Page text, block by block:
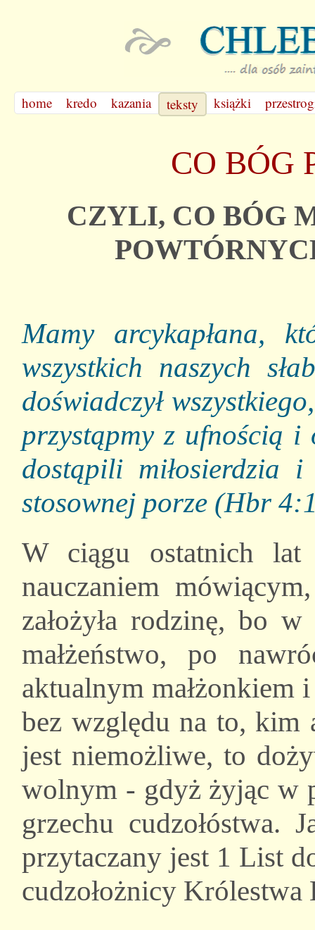
home kredo kazania teksty książki
CO
CZYLI, CO BÓG
Mamy arcykapłana,
wszystkich naszych
doświadczył
przystąpmy z ufnością i
dostąpili miłosierdzia
stosownej porze (Hbr
W ciągu ostatnich lat
nauczaniem
założyła rodzinę, bo
małżeństwo, po
aktualnym małżonkiem
bez względu na to, kim
jest niemożliwe, to
wolnym - gdyż żyjąc w
grzechu cudzołóstwa.
przytaczany jest 1 List
cudzołożnicy Królestwa